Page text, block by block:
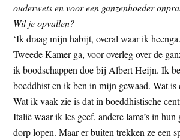
ouderwets en voor een ganzenhoeder
Wil je opvallen?
‘Ik draag mijn habijt, overal waar ik
Tweede Kamer ga, voor overleg over de
ik boodschappen doe bij Albert Heijn. Ik
boeddhist en ik ben in mijn gewaad. Wat is
Wat ik vaak zie is dat in boeddhistische
Italië waar ik les geef, andere lama’s in
dorp lopen. Maar er buiten trekken ze een